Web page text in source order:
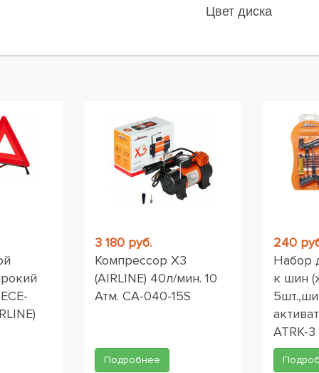
Цвет диска
3 180 руб.
Компрессор X3
(AIRLINE) 40л/мин. 10
Атм. CA-040-15S
Подробнее
240
Набор
к шин
ATRK-3